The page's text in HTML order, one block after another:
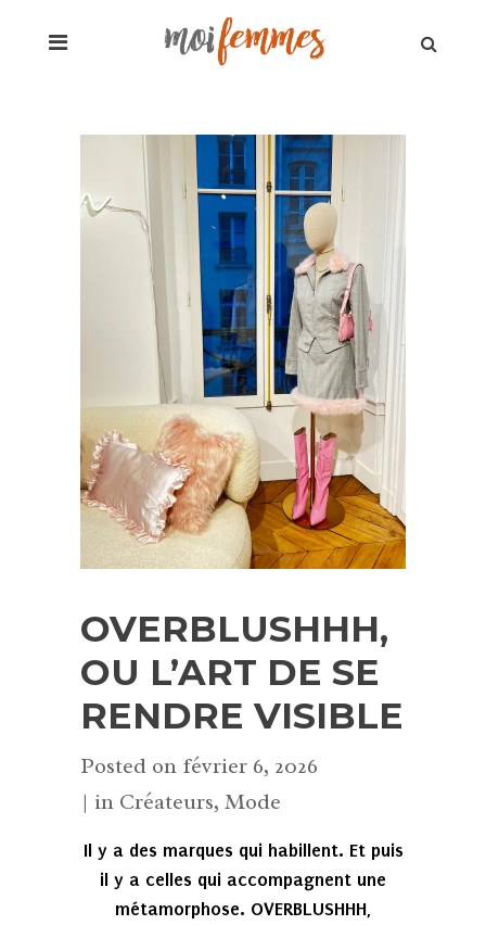
OVERBLUSHHH,
OU L’ART DE SE
RENDRE VISIBLE
Posted on février 6, 2026
in Créateurs, Mode
Il y a des marques qui habillent. Et puis
il y a celles qui accompagnent une
métamorphose. OVERBLUSHHH,